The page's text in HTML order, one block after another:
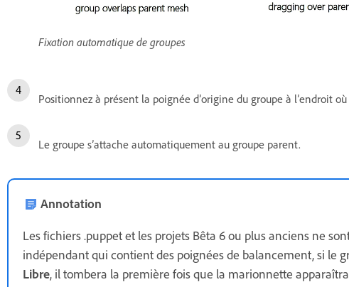
Fixation automatique de groupes
Positionnez à présent la poignée d’origine du groupe à l’endroit
Le groupe s’attache automatiquement au groupe parent.
Annotation
Les fichiers .puppet et les projets Bêta 6 ou plus anciens ne
indépendant qui contient des poignées de balancement, si le
Libre, il tombera la première fois que la marionnette